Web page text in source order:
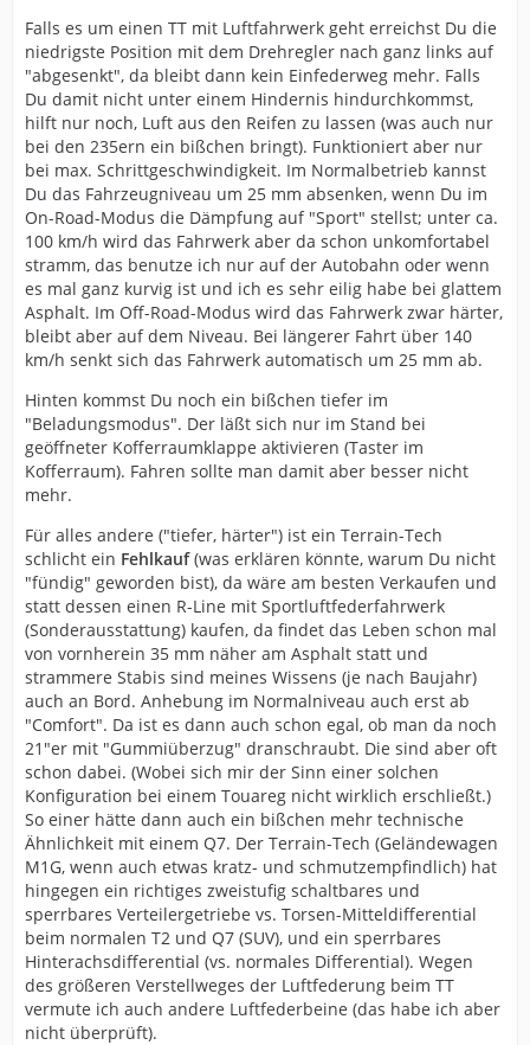
Falls es um einen TT mit Luftfahrwerk geht erreichst Du die
niedrigste Position mit dem Drehregler nach ganz links auf
"abgesenkt", da bleibt dann kein Einfederweg mehr. Falls
Du damit nicht unter einem Hindernis hindurchkommst,
hilft nur noch, Luft aus den Reifen zu lassen (was auch nur
bei den 235ern ein bißchen bringt). Funktioniert aber nur
bei max. Schrittgeschwindigkeit. Im Normalbetrieb kannst
Du das Fahrzeugniveau um 25 mm absenken, wenn Du im
On-Road-Modus die Dämpfung auf "Sport" stellst; unter ca.
100 km/h wird das Fahrwerk aber da schon unkomfortabel
stramm, das benutze ich nur auf der Autobahn oder wenn
es mal ganz kurvig ist und ich es sehr eilig habe bei glattem
Asphalt. Im Off-Road-Modus wird das Fahrwerk zwar härter,
bleibt aber auf dem Niveau. Bei längerer Fahrt über 140
km/h senkt sich das Fahrwerk automatisch um 25 mm ab.
Hinten kommst Du noch ein bißchen tiefer im
"Beladungsmodus". Der läßt sich nur im Stand bei
geöffneter Kofferraumklappe aktivieren (Taster im
Kofferraum). Fahren sollte man damit aber besser nicht
mehr.
Für alles andere ("tiefer, härter") ist ein Terrain-Tech
schlicht ein Fehlkauf(was erklären könnte, warum Du nicht
"fündig" geworden bist), da wäre am besten Verkaufen und
statt dessen einen R-Line mit Sportluftfederfahrwerk
(Sonderausstattung) kaufen, da findet das Leben schon mal
von vornherein 35 mm näher am Asphalt statt und
strammere Stabis sind meines Wissens (je nach Baujahr)
auch an Bord. Anhebung im Normalniveau auch erst ab
"Comfort". Da ist es dann auch schon egal, ob man da noch
21"er mit "Gummiüberzug" dranschraubt. Die sind aber oft
schon dabei. (Wobei sich mir der Sinn einer solchen
Konfiguration bei einem Touareg nicht wirklich erschließt.)
So einer hätte dann auch ein bißchen mehr technische
Ähnlichkeit mit einem Q7. Der Terrain-Tech (Geländewagen
M1G, wenn auch etwas kratz- und schmutzempfindlich) hat
hingegen ein richtiges zweistufig schaltbares und
sperrbares Verteilergetriebe vs. Torsen-Mitteldifferential
beim normalen T2 und Q7 (SUV), und ein sperrbares
Hinterachsdifferential (vs. normales Differential). Wegen
des größeren Verstellweges der Luftfederung beim TT
vermute ich auch andere Luftfederbeine (das habe ich aber
nicht überprüft).